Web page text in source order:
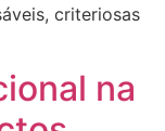
criteriosas
na